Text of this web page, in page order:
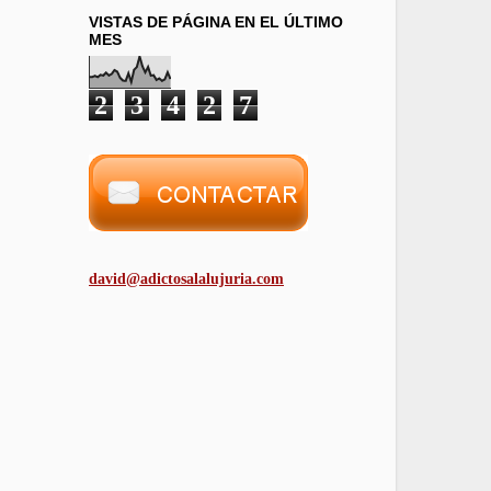
VISTAS DE PÁGINA EN EL ÚLTIMO
MES
2 3 4 2 7
david@adictosalalujuria.com